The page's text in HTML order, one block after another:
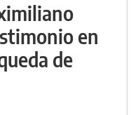
en
de